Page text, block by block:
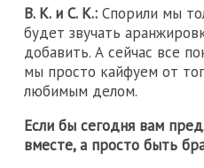
В. К. и С. К.: Спорили мы
будет звучать
добавить. А сейчас все
мы просто кайфуем от
любимым делом.
Если бы сегодня вам
вместе, а просто быть